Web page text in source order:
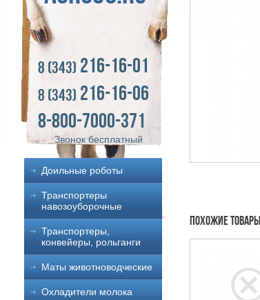
8 (343) 216-16-01
8 (343) 216-16-06
8-800-7000-371
Звонок бесплатный
Доильные роботы
Транспортеры
навозоуборочные
Транспортеры,
конвейеры, рольганги
Маты животноводческие
Охладители молока
Похожие товары